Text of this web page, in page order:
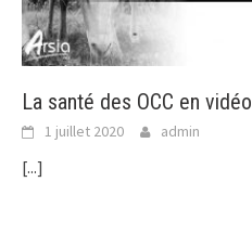
La santé des OCC en vidéo
1 juillet 2020 admin
[...]